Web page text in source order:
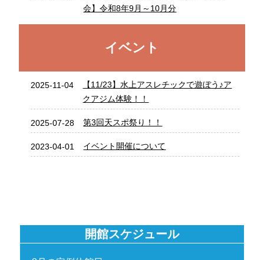
会】令和8年9月～10月分
ケジュール
2026-06-21
弓道場専用利用のご案内【弓道定例会】
令和8年7月～9月分
2026-06-20 令和8年度夏休み短期プール教室のご案内
2026-06-20
7月の大会予定表・ランニングコース予定
表
イベント
2025-11-04
【11/23】水上アスレチックで遊ぼう♪ア
クアジム体験！！
2025-07-28 第3回天スポ祭り！！
2023-04-01 イベント開催について
開館スケジュール